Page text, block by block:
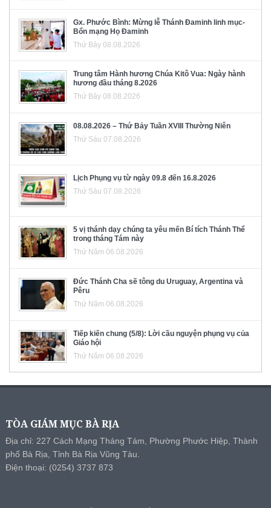
Gx. Phước Bình: Mừng lễ Thánh Đaminh linh mục-
Bổn mạng Họ Đaminh
Thứ Bảy 08.08.2026
Trung tâm Hành hương Chúa Kitô Vua: Ngày hành
hương đầu tháng 8.2026
Thứ Bảy 08.08.2026
08.08.2026 – Thứ Bảy Tuần XVIII Thường Niên
Thứ Sáu 07.08.2026
Lịch Phụng vụ từ ngày 09.8 đến 16.8.2026
Thứ Sáu 07.08.2026
5 vị thánh dạy chúng ta yêu mến Bí tích Thánh Thể
trong tháng Tám này
Thứ Năm 06.08.2026
Đức Thánh Cha sẽ tông du Uruguay, Argentina và
Pêru
Thứ Năm 06.08.2026
Tiếp kiến chung (5/8): Lời cầu nguyện phụng vụ của
Giáo hội
Thứ Năm 06.08.2026
TÒA GIÁM MỤC BÀ RỊA
Địa chỉ: 227 Cách Mạng Tháng Tám, Phường Phước Hiệp, Thành
phố Bà Rịa, Tỉnh Bà Rịa Vũng Tàu.
Điện thoại: (0254) 3737 873